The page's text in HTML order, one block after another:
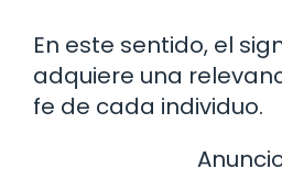
En este sentido, el
adquiere una
fe de cada individuo.